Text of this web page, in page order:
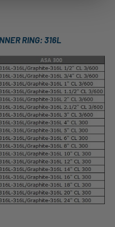
RING: 316L